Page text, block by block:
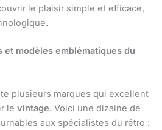
le plaisir simple et efficace,
et modèles emblématiques du
plusieurs marques qui excellent
le vintage. Voici une dizaine de
aux spécialistes du rétro :